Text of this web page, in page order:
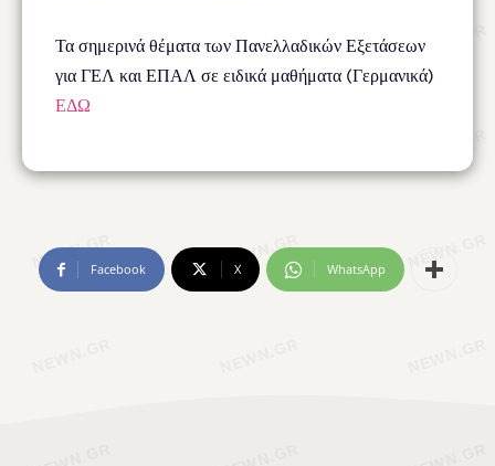
Τα σημερινά θέματα των Πανελλαδικών Εξετάσεων
για ΓΕΛ και ΕΠΑΛ σε ειδικά μαθήματα (Γερμανικά)
ΕΔΩ
Facebook X WhatsApp